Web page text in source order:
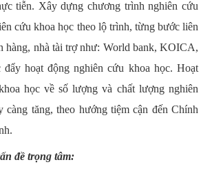
tiễn. Xây dựng chương trình nghiên cứu
cứu khoa học theo lộ trình, từng bước liên
hàng, nhà tài trợ như: World bank, KOICA,
hoạt động nghiên cứu khoa học. Hoạt
học về số lượng và chất lượng nghiên
càng tăng, theo hướng tiệm cận đến Chính
đề trọng tâm: